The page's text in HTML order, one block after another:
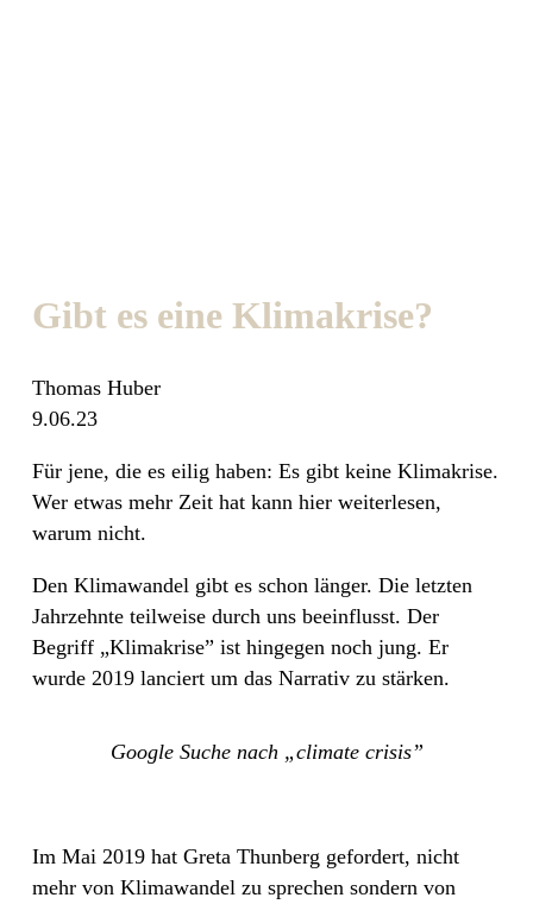
Gibt es eine Klimakrise?
Thomas Huber
9.06.23
Für jene, die es eilig haben: Es gibt keine Klimakrise.
Wer etwas mehr Zeit hat kann hier weiterlesen,
warum nicht.
Den Klimawandel gibt es schon länger. Die letzten
Jahrzehnte teilweise durch uns beeinflusst. Der
Begriff „Klimakrise” ist hingegen noch jung. Er
wurde 2019 lanciert um das Narrativ zu stärken.
Google Suche nach „climate crisis”
Im Mai 2019 hat Greta Thunberg gefordert, nicht
mehr von Klimawandel zu sprechen sondern von